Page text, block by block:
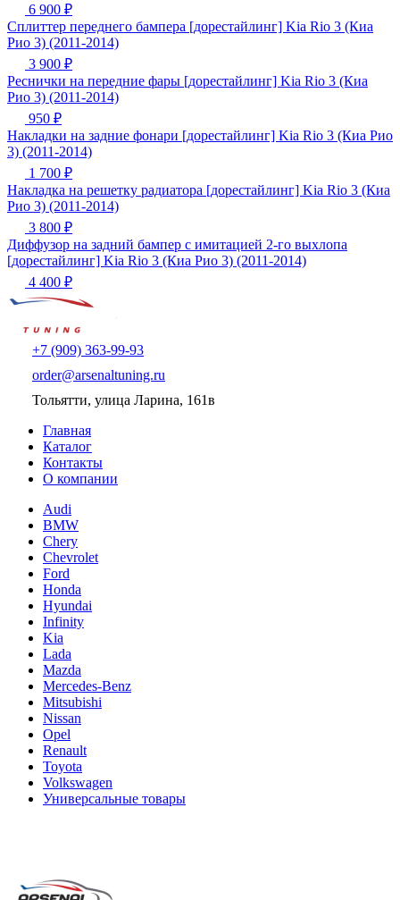
6 900 ₽
Сплиттер переднего бампера [дорестайлинг] Kia Rio 3 (Киа
Рио 3) (2011-2014)
3 900 ₽
Реснички на передние фары [дорестайлинг] Kia Rio 3 (Киа
Рио 3) (2011-2014)
950 ₽
Накладки на задние фонари [дорестайлинг] Kia Rio 3 (Киа Рио
3) (2011-2014)
1 700 ₽
Накладка на решетку радиатора [дорестайлинг] Kia Rio 3 (Киа
Рио 3) (2011-2014)
3 800 ₽
Диффузор на задний бампер с имитацией 2-го выхлопа
[дорестайлинг] Kia Rio 3 (Киа Рио 3) (2011-2014)
4 400 ₽
+7 (909) 363-99-93
order@arsenaltuning.ru
Тольятти, улица Ларина, 161в
Главная
Каталог
Контакты
О компании
Audi
BMW
Chery
Chevrolet
Ford
Honda
Hyundai
Infinity
Kia
Lada
Mazda
Mercedes-Benz
Mitsubishi
Nissan
Opel
Renault
Toyota
Volkswagen
Универсальные товары